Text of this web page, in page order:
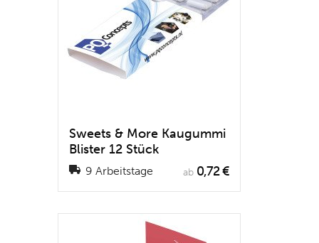
Sweets & More Kaugummi
Blister 12 Stück
9 Arbeitstage ab 0,72 €